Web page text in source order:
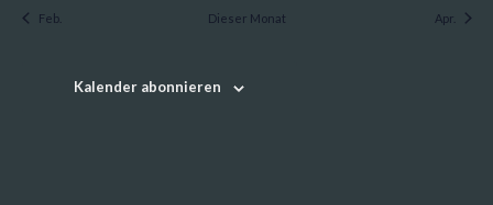
Feb. Dieser Monat Apr.
Kalender abonnieren